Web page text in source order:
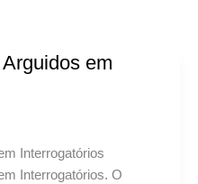
em
Interrogatórios
Interrogatórios. O